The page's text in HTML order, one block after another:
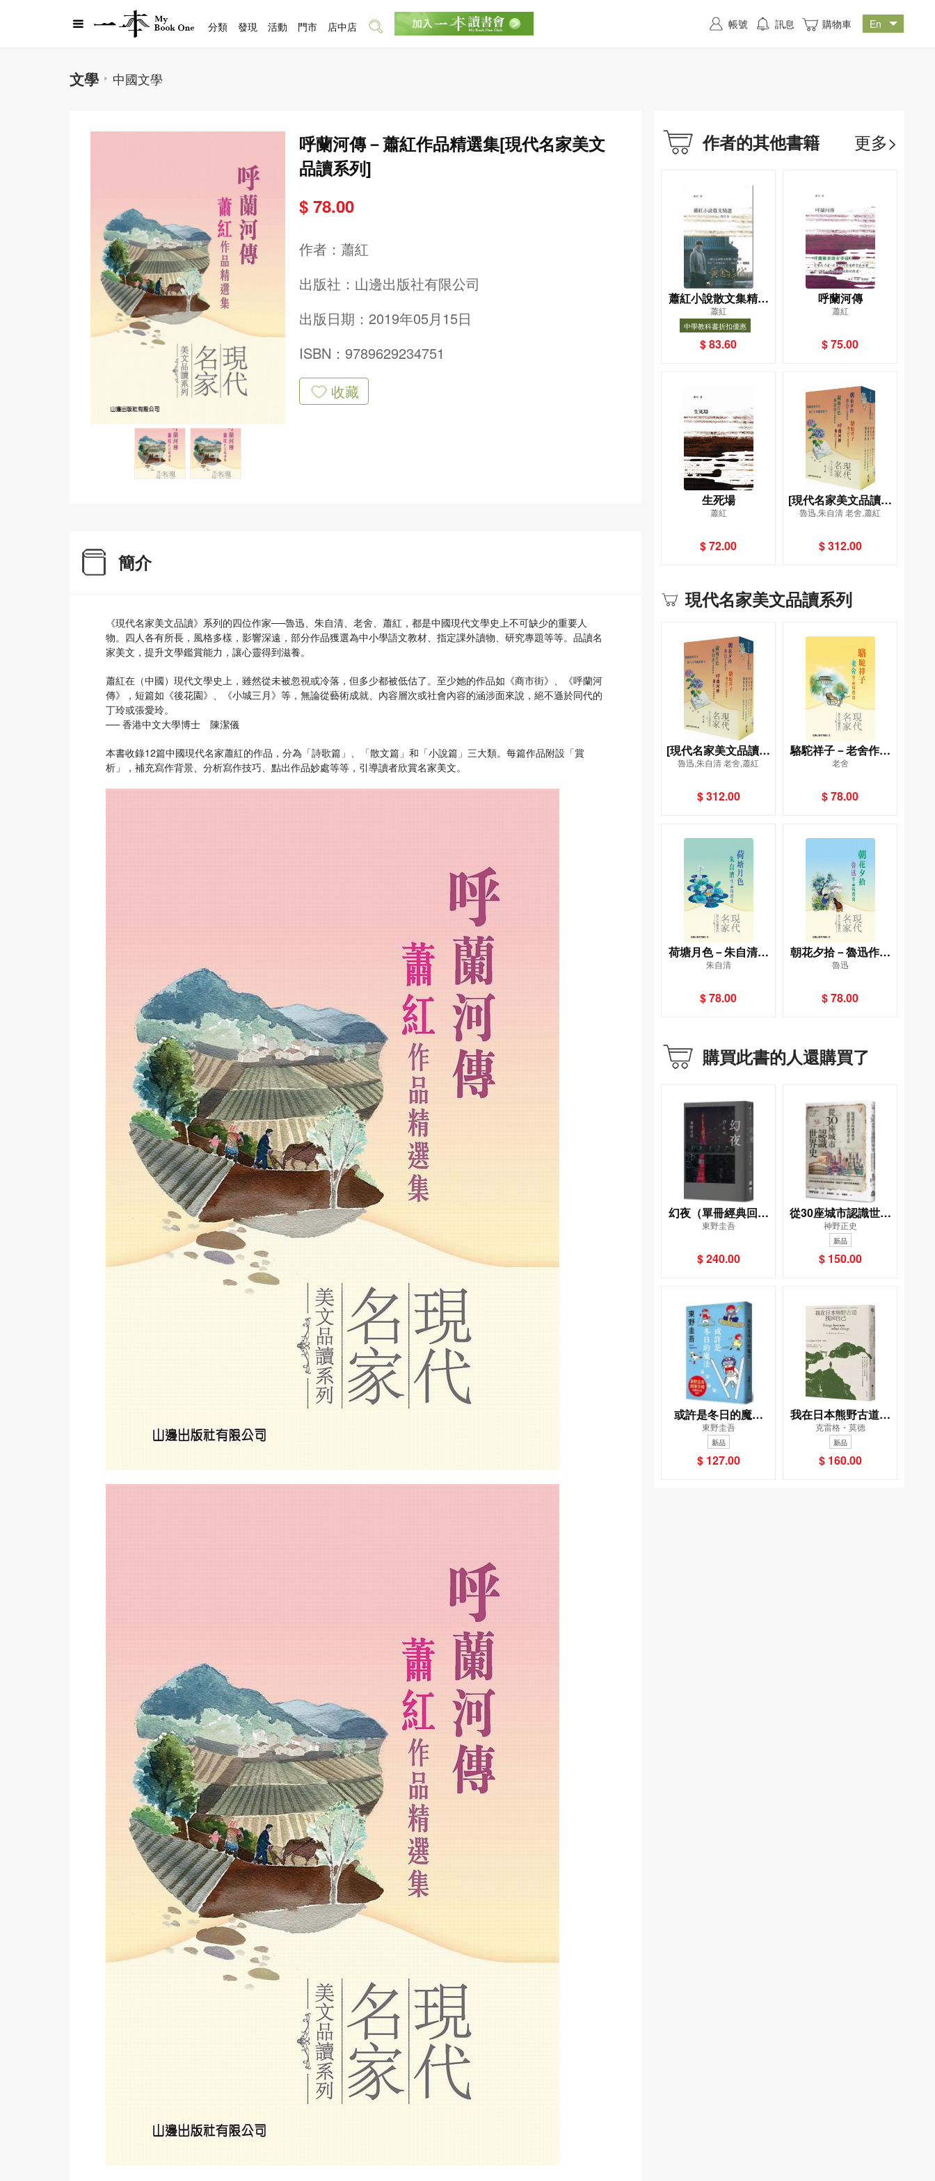
文學 中國文學
呼蘭河傳－蕭紅作品精選集[現代名家美文
品讀系列]
$ 78.00
作者： 蕭紅
出版社： 山邊出版社有限公司
出版日期：2019年05月15日
ISBN：9789629234751
收藏
簡介
《現代名家美文品讀》系列的四位作家──魯迅、朱自清、老舍、蕭紅，都是中國現代文學史上不可缺少的重要人
物。四人各有所長，風格多樣，影響深遠，部分作品獲選為中小學語文教材、指定課外讀物、研究專題等等。品讀名
家美文，提升文學鑑賞能力，讓心靈得到滋養。
蕭紅在（中國）現代文學史上，雖然從未被忽視或冷落，但多少都被低估了。至少她的作品如《商市街》、《呼蘭河
傳》，短篇如《後花園》、《小城三月》等，無論從藝術成就、內容層次或社會內容的涵涉面來說，絕不遜於同代的
丁玲或張愛玲。
── 香港中文大學博士 陳潔儀
本書收錄12篇中國現代名家蕭紅的作品，分為「詩歌篇」、「散文篇」和「小說篇」三大類。每篇作品附設「賞
析」，補充寫作背景、分析寫作技巧、點出作品妙處等等，引導讀者欣賞名家美文。
作者的其他書籍 更多>
蕭紅小說散文集精選
(增訂本)
蕭紅
中學教科書折扣優惠
中學教科書折扣優惠
$ 83.60
呼蘭河傳
蕭紅
$ 75.00
生死場
蕭紅
$ 72.00
[現代名家美文品讀系
列](1套4冊)
魯迅,朱自清 老舍,蕭紅
$ 312.00
現代名家美文品讀系列
[現代名家美文品讀系
列](1套4冊)
魯迅,朱自清 老舍,蕭紅
$ 312.00
駱駝祥子－老舍作品
精選集[現代名家美文
老舍
$ 78.00
荷塘月色－朱自清作
品精選集[現代名家美
朱自清
$ 78.00
朝花夕拾－魯迅作品
精選集[現代名家美文
魯迅
$ 78.00
購買此書的人還購買了
幻夜（單冊經典回歸
版）
東野圭吾
$ 240.00
從30座城市認識世界
史──閱讀城市的風華
興衰，展開屬於你的
世界之旅
神野正史
新品
$ 150.00
或許是冬日的魔法
（東野圭吾親自繪製
貓咪插畫限定書衣
版）
東野圭吾
新品
$ 127.00
我在日本熊野古道找
回自己
克雷格・莫德
新品
$ 160.00
分類 發現 活動 門市 店中店 帳號 訊息 購物車